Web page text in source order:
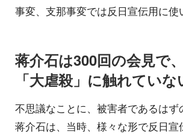
事変、支那事変では反日宣伝用に使
蒋介石は300回の会見で
「大虐殺」に触れていな
不思議なことに、被害者であるはず
蒋介石は、当時、様々な形で反日宣